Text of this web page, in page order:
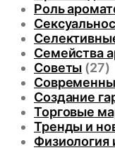
Роль
Семейства
Советы (27)
Создание
Торговые
Тренды и
Физиология